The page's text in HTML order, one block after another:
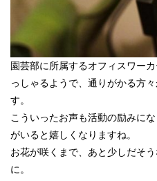
園芸部に所属するオフィスワー
っしゃるようで、通りがかる方
す。
こういったお声も活動の励みに
がいると嬉しくなりますね。
お花が咲くまで、あと少しだそ
に。